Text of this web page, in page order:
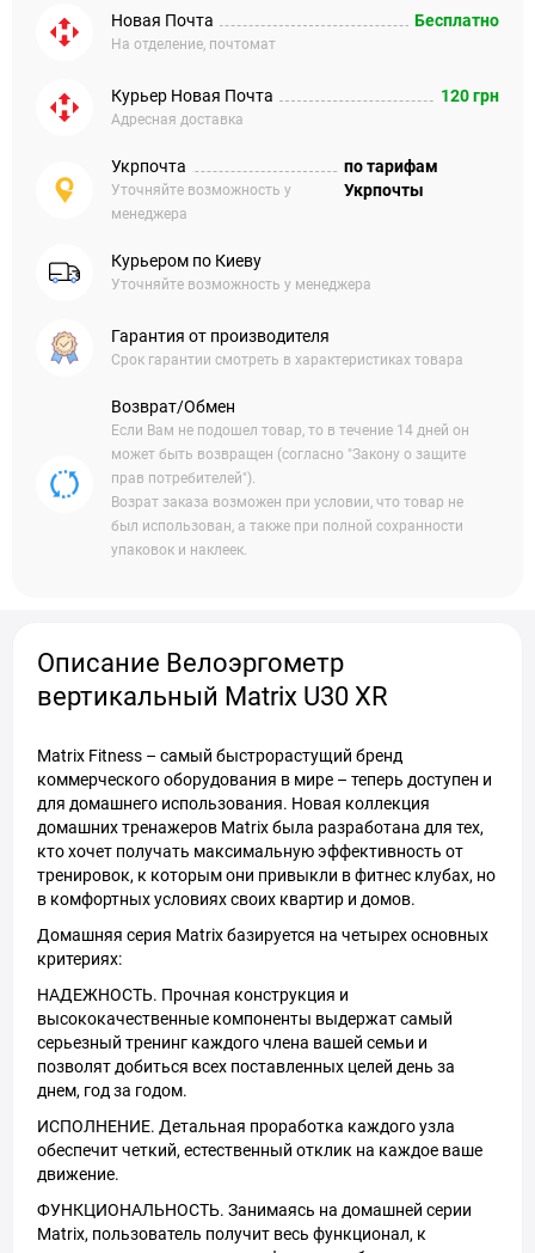
Новая Почта
На отделение, почтомат
Бесплатно
Курьер Новая Почта
Адресная доставка
120 грн
Укрпочта
Уточняйте возможность у
менеджера
по тарифам
Укрпочты
Курьером по Киеву
Уточняйте возможность у менеджера
Гарантия от производителя
Срок гарантии смотреть в характеристиках товара
Возврат/Обмен
Если Вам не подошел товар, то в течение 14 дней он
может быть возвращен (согласно "Закону о защите
прав потребителей").
Возрат заказа возможен при условии, что товар не
был использован, а также при полной сохранности
упаковок и наклеек.
Описание Велоэргометр
вертикальный Matrix U30 XR
Matrix Fitness – самый быстрорастущий бренд
коммерческого оборудования в мире – теперь доступен и
для домашнего использования. Новая коллекция
домашних тренажеров Matrix была разработана для тех,
кто хочет получать максимальную эффективность от
тренировок, к которым они привыкли в фитнес клубах, но
в комфортных условиях своих квартир и домов.
Домашняя серия Matrix базируется на четырех основных
критериях:
НАДЕЖНОСТЬ. Прочная конструкция и
высококачественные компоненты выдержат самый
серьезный тренинг каждого члена вашей семьи и
позволят добиться всех поставленных целей день за
днем, год за годом.
ИСПОЛНЕНИЕ. Детальная проработка каждого узла
обеспечит четкий, естественный отклик на каждое ваше
движение.
ФУНКЦИОНАЛЬНОСТЬ. Занимаясь на домашней серии
Matrix, пользователь получит весь функционал, к